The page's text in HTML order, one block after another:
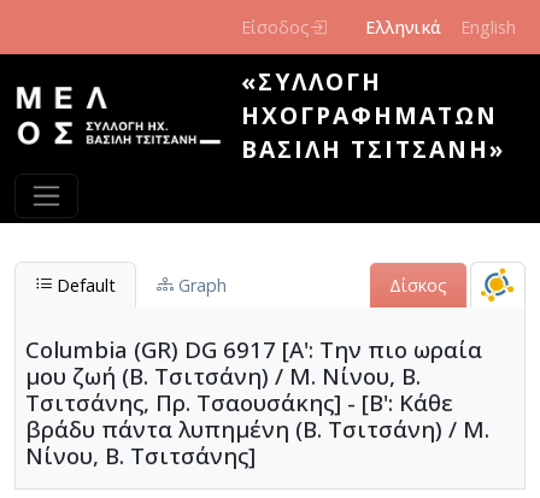
Είσοδος Ελληνικά English
«ΣΥΛΛΟΓΉ
ΗΧΟΓΡΑΦΗΜΆΤΩΝ
ΒΑΣΊΛΗ ΤΣΙΤΣΆΝΗ»
Default Graph Δίσκος
Columbia (GR) DG 6917 [Α': Την πιο ωραία
μου ζωή (Β. Τσιτσάνη) / Μ. Νίνου, Β.
Τσιτσάνης, Πρ. Τσαουσάκης] - [Β': Κάθε
βράδυ πάντα λυπημένη (Β. Τσιτσάνη) / Μ.
Νίνου, Β. Τσιτσάνης]